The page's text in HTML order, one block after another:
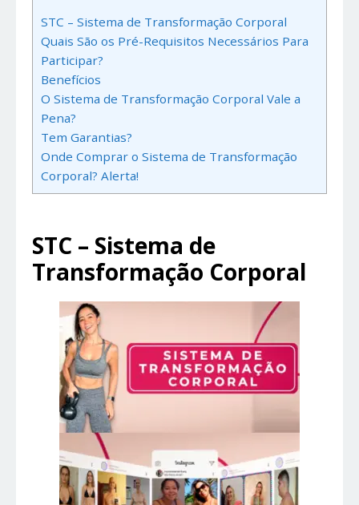
STC – Sistema de Transformação Corporal
Quais São os Pré-Requisitos Necessários Para
Participar?
Benefícios
O Sistema de Transformação Corporal Vale a
Pena?
Tem Garantias?
Onde Comprar o Sistema de Transformação
Corporal? Alerta!
STC – Sistema de
Transformação Corporal